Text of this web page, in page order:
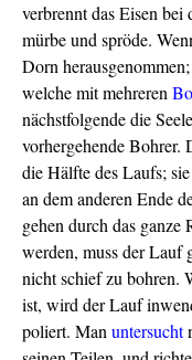
verbrennt das Eisen
mürbe und spröde.
Dorn
welche mit mehreren
nächstfolgende die
vorhergehende Bohrer.
die Hälfte des Laufs;
an dem anderen Ende
gehen durch das ganze
werden, muss der Lauf
nicht schief zu bohren.
ist, wird der Lauf
poliert. Man untersucht